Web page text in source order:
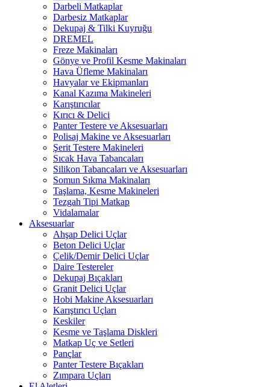
Darbeli Matkaplar
Darbesiz Matkaplar
Dekupaj & Tilki Kuyruğu
DREMEL
Freze Makinaları
Gönye ve Profil Kesme Makinaları
Hava Üfleme Makinaları
Havyalar ve Ekipmanları
Kanal Kazıma Makineleri
Karıştırıcılar
Kırıcı & Delici
Panter Testere ve Aksesuarları
Polisaj Makine ve Aksesuarları
Şerit Testere Makineleri
Sıcak Hava Tabancaları
Silikon Tabancaları ve Aksesuarları
Somun Sıkma Makinaları
Taşlama, Kesme Makineleri
Tezgah Tipi Matkap
Vidalamalar
Aksesuarlar
Ahşap Delici Uçlar
Beton Delici Uçlar
Çelik/Demir Delici Uçlar
Daire Testereler
Dekupaj Bıçakları
Granit Delici Uçlar
Hobi Makine Aksesuarları
Karıştırıcı Uçları
Keskiler
Kesme ve Taşlama Diskleri
Matkap Uç ve Setleri
Pançlar
Panter Testere Bıçakları
Zımpara Uçları